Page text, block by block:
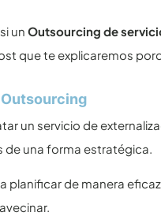
unOutsourcing de
que te explicaremos
un servicio de
de una forma estratégica.
planificar de manera